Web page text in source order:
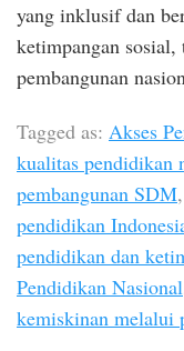
yang inklusif dan
ketimpangan
pembangunan
Tagged as: Akses
kualitas pendidikan
pembangunan SDM,
pendidikan
pendidikan dan
Pendidikan Nasional
kemiskinan melalui